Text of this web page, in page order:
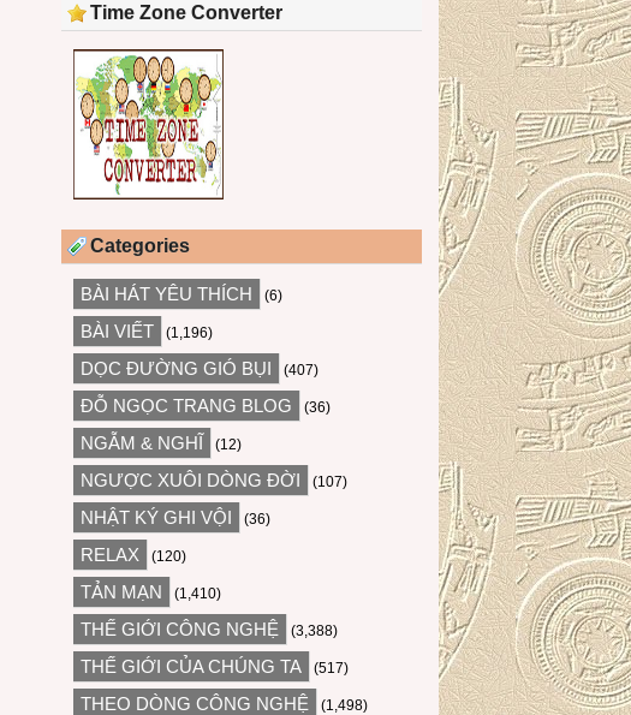
Time Zone Converter
Categories
BÀI HÁT YÊU THÍCH (6)
BÀI VIẾT (1,196)
DỌC ĐƯỜNG GIÓ BỤI (407)
ĐỖ NGỌC TRANG BLOG (36)
NGẪM & NGHĨ (12)
NGƯỢC XUÔI DÒNG ĐỜI (107)
NHẬT KÝ GHI VỘI (36)
RELAX (120)
TẢN MẠN (1,410)
THẾ GIỚI CÔNG NGHỆ (3,388)
THẾ GIỚI CỦA CHÚNG TA (517)
THEO DÒNG CÔNG NGHỆ (1,498)